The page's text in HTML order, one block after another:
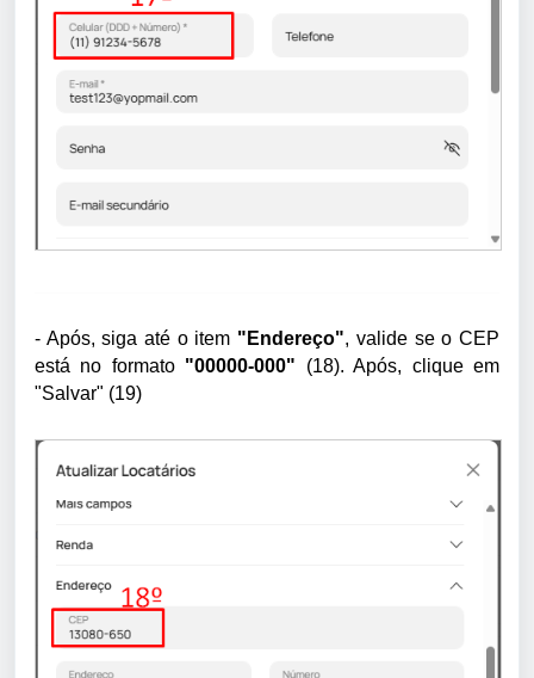
- Após, siga até o item "Endereço", valide se o CEP
está no formato "00000-000" (18). Após, clique em
"Salvar" (19)